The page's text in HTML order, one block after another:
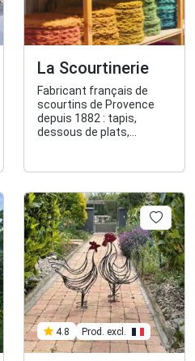
La Scourtinerie
Fabricant français de
scourtins de Provence
depuis 1882 : tapis,
dessous de plats,
et artisanat authentique
Nyons.
4.8 Prod. excl.